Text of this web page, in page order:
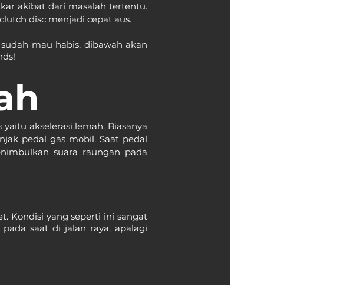
akibat dari masalah tertentu.
disc menjadi cepat aus.
mau habis, dibawah akan
akselerasi lemah. Biasanya
pedal gas mobil. Saat pedal
suara raungan pada
Kondisi yang seperti ini sangat
saat di jalan raya, apalagi